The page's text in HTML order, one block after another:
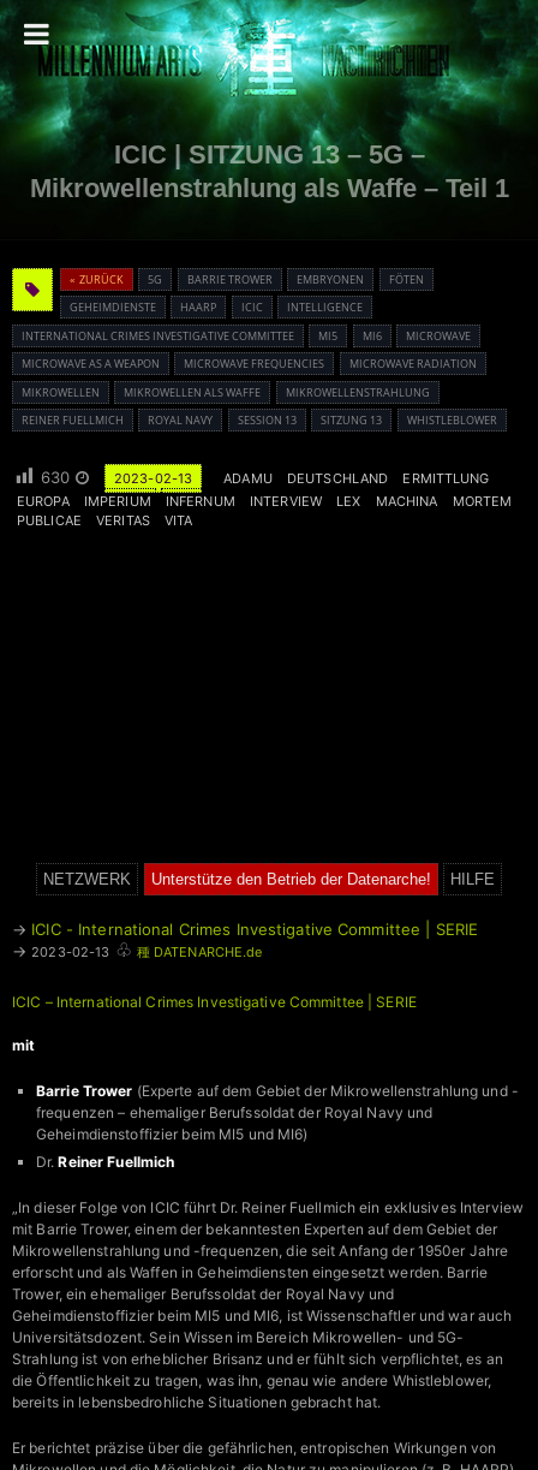
ICIC | SITZUNG 13 – 5G –
Mikrowellenstrahlung als Waffe – Teil 1
« ZURÜCK 5G BARRIE TROWER EMBRYONEN
FÖTEN
GEHEIMDIENSTE
HAARP ICIC
INTELLIGENCE
INTERNATIONAL CRIMES INVESTIGATIVE COMMITTEE
MI5 MI6
MICROWAVE
MICROWAVE AS A WEAPON
MICROWAVE FREQUENCIES
MICROWAVE RADIATION
MIKROWELLEN
MIKROWELLEN ALS WAFFE
MIKROWELLENSTRAHLUNG
REINER FUELLMICH
ROYAL NAVY SESSION 13 SITZUNG 13 WHISTLEBLOWER
630 2023-02-13 ADAMU DEUTSCHLAND
ERMITTLUNG
EUROPA
IMPERIUM INFERNUM INTERVIEW LEX MACHINA
MORTEM
PUBLICAE
VERITAS VITA
NETZWERK Unterstütze den Betrieb der Datenarche! HILFE
→ ICIC - International Crimes Investigative Committee | SERIE
→ 2023-02-13 ♧ 種 DATENARCHE.de
ICIC – International Crimes Investigative Committee | SERIE
mit
Barrie Trower (Experte auf dem Gebiet der Mikrowellenstrahlung und -
frequenzen – ehemaliger Berufssoldat der Royal Navy und
Geheimdienstoffizier beim MI5 und MI6)
Dr.Reiner Fuellmich
„In dieser Folge von ICIC führt Dr. Reiner Fuellmich ein exklusives Interview
mit Barrie Trower, einem der bekanntesten Experten auf dem Gebiet der
Mikrowellenstrahlung und -frequenzen, die seit Anfang der 1950er Jahre
erforscht und als Waffen in Geheimdiensten eingesetzt werden. Barrie
Trower, ein ehemaliger Berufssoldat der Royal Navy und
Geheimdienstoffizier beim MI5 und MI6, ist Wissenschaftler und war auch
Universitätsdozent. Sein Wissen im Bereich Mikrowellen- und 5G-
Strahlung ist von erheblicher Brisanz und er fühlt sich verpflichtet, es an
die Öffentlichkeit zu tragen, was ihn, genau wie andere Whistleblower,
bereits in lebensbedrohliche Situationen gebracht hat.
Er berichtet präzise über die gefährlichen, entropischen Wirkungen von